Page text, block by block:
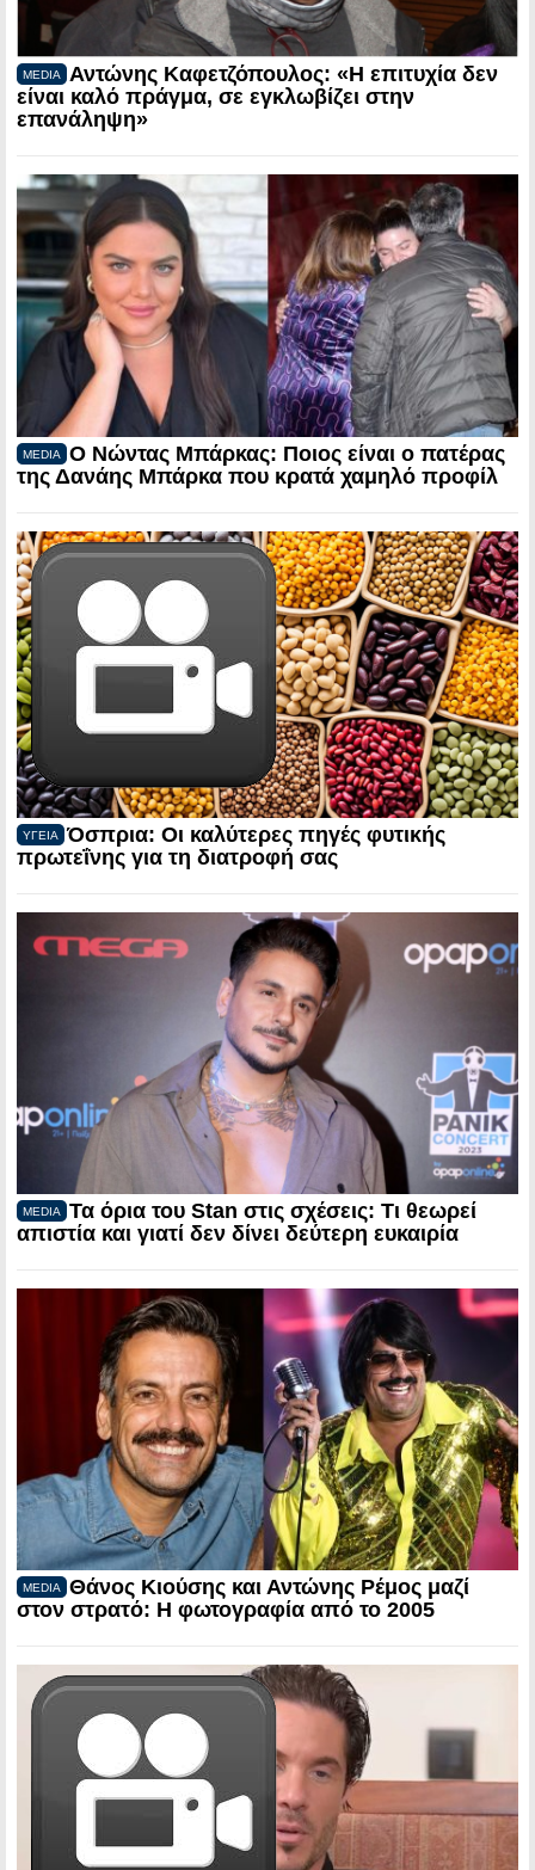
MEDIA
Αντώνης Καφετζόπουλος: «Η επιτυχία δεν
είναι καλό πράγμα, σε εγκλωβίζει στην
επανάληψη»
MEDIA
Ο Νώντας Μπάρκας: Ποιος είναι ο πατέρας
της Δανάης Μπάρκα που κρατά χαμηλό προφίλ
ΥΓΕΙΑ
Όσπρια: Οι καλύτερες πηγές φυτικής
πρωτεΐνης για τη διατροφή σας
MEDIA
Τα όρια του Stan στις σχέσεις: Τι θεωρεί
απιστία και γιατί δεν δίνει δεύτερη ευκαιρία
MEDIA
Θάνος Κιούσης και Αντώνης Ρέμος μαζί
στον στρατό: Η φωτογραφία από το 2005